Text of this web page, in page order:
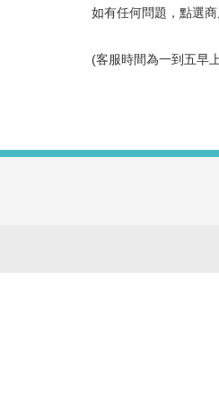
如有任何問題，點選
(客服時間為一到五早